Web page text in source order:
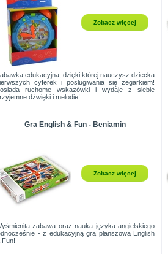
Zobacz więcej
edukacyjna, dzięki której nauczysz dziecka
cyferek i posługiwania się zegarkiem!
ruchome wskazówki i wydaje z siebie
dźwięki i melodie!
Gra English & Fun - Beniamin
Zobacz więcej
zabawa oraz nauka języka angielskiego
- z edukacyjną grą planszową English
Fun!